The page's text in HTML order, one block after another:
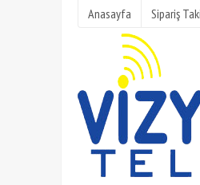
Anasayfa Sipariş